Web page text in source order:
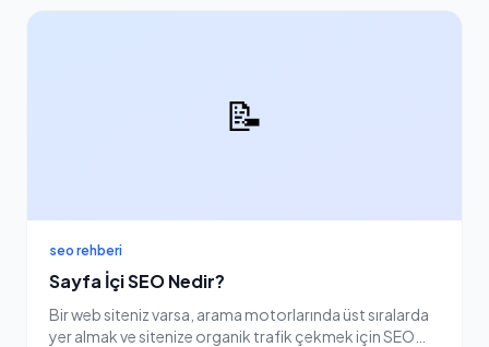
📝
seo rehberi
Sayfa İçi SEO Nedir?
Bir web siteniz varsa, arama motorlarında üst sıralarda
yer almak ve sitenize organik trafik çekmek için SEO